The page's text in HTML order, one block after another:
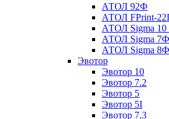
АТОЛ 92Ф
АТОЛ FPrint-
АТОЛ Sigma
АТОЛ Sigma 7Ф
АТОЛ Sigma 8Ф
Эвотор
Эвотор 10
Эвотор 7.2
Эвотор 5
Эвотор 5I
Эвотор 7.3